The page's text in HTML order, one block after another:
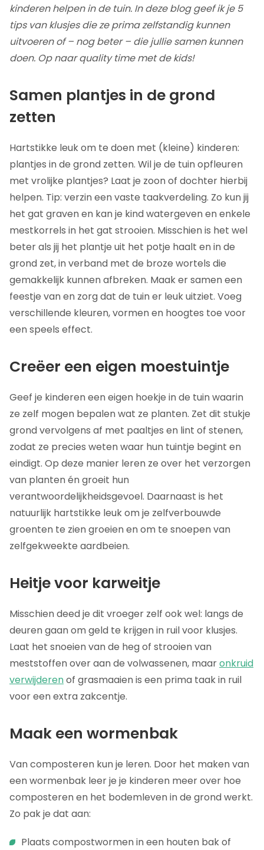
kinderen helpen in de tuin. In deze blog geef ik je 5
tips van klusjes die ze prima zelfstandig kunnen
uitvoeren of – nog beter – die jullie samen kunnen
doen. Op naar quality time met de kids!
Samen plantjes in de grond
zetten
Hartstikke leuk om te doen met (kleine) kinderen:
plantjes in de grond zetten. Wil je de tuin opfleuren
met vrolijke plantjes? Laat je zoon of dochter hierbij
helpen. Tip: verzin een vaste taakverdeling. Zo kun jij
het gat graven en kan je kind watergeven en enkele
mestkorrels in het gat strooien. Misschien is het wel
beter als jij het plantje uit het potje haalt en in de
grond zet, in verband met de broze wortels die
gemakkelijk kunnen afbreken. Maak er samen een
feestje van en zorg dat de tuin er leuk uitziet. Voeg
verschillende kleuren, vormen en hoogtes toe voor
een speels effect.
Creëer een eigen moestuintje
Geef je kinderen een eigen hoekje in de tuin waarin
ze zelf mogen bepalen wat ze planten. Zet dit stukje
grond vervolgens af met paaltjes en lint of stenen,
zodat ze precies weten waar hun tuintje begint en
eindigt. Op deze manier leren ze over het verzorgen
van planten én groeit hun
verantwoordelijkheidsgevoel. Daarnaast is het
natuurlijk hartstikke leuk om je zelfverbouwde
groenten te zien groeien en om te snoepen van
zelfgekweekte aardbeien.
Heitje voor karweitje
Misschien deed je dit vroeger zelf ook wel: langs de
deuren gaan om geld te krijgen in ruil voor klusjes.
Laat het snoeien van de heg of strooien van
meststoffen over aan de volwassenen, maaronkruid
verwijderenof grasmaaien is een prima taak in ruil
voor een extra zakcentje.
Maak een wormenbak
Van composteren kun je leren. Door het maken van
een wormenbak leer je je kinderen meer over hoe
composteren en het bodemleven in de grond werkt.
Zo pak je dat aan:
Plaats compostwormen in een houten bak of